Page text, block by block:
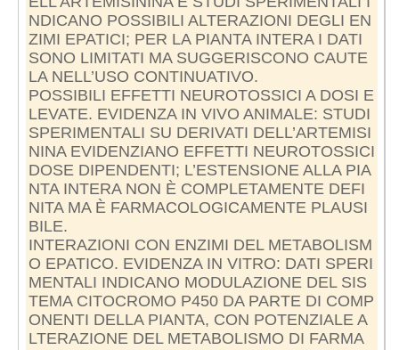
NDICANO POSSIBILI ALTERAZIONI DEGLI EN
ZIMI EPATICI; PER LA PIANTA INTERA I DATI
SONO LIMITATI MA SUGGERISCONO CAUTE
LA NELL’USO CONTINUATIVO.
POSSIBILI EFFETTI NEUROTOSSICI A DOSI E
LEVATE. EVIDENZA IN VIVO ANIMALE: STUDI
SPERIMENTALI SU DERIVATI DELL’ARTEMISI
NINA EVIDENZIANO EFFETTI NEUROTOSSICI
DOSE DIPENDENTI; L’ESTENSIONE ALLA PIA
NTA INTERA NON È COMPLETAMENTE DEFI
NITA MA È FARMACOLOGICAMENTE PLAUSI
BILE.
INTERAZIONI CON ENZIMI DEL METABOLISM
O EPATICO. EVIDENZA IN VITRO: DATI SPERI
MENTALI INDICANO MODULAZIONE DEL SIS
TEMA CITOCROMO P450 DA PARTE DI COMP
ONENTI DELLA PIANTA, CON POTENZIALE A
LTERAZIONE DEL METABOLISMO DI FARMA